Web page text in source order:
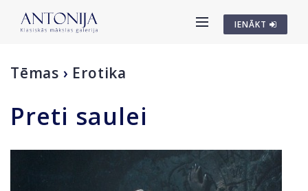
IENĀKT
Tēmas › Erotika
Preti saulei